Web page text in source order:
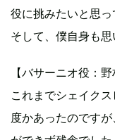
役に挑みたいと思っ
そして、僕自身も
【バサーニオ役：
これまでシェイク
度かあったのです